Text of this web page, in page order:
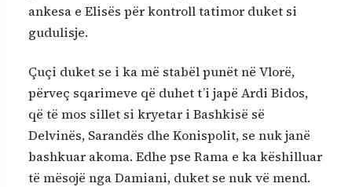
ankesa e Elisës për kontroll tatimor duket si
gudulisje.
Çuçi duket se i ka më stabël punët në Vlorë,
përveç sqarimeve që duhet t’i japë Ardi Bidos,
që të mos sillet si kryetar i Bashkisë së
Delvinës, Sarandës dhe Konispolit, se nuk janë
bashkuar akoma. Edhe pse Rama e ka këshilluar
të mësojë nga Damiani, duket se nuk vë mend.